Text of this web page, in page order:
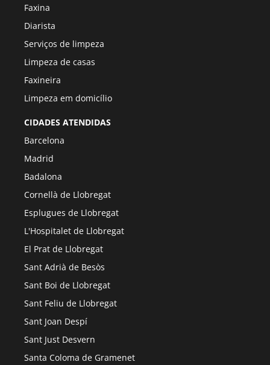
Faxina
Diarista
Serviços de limpeza
Limpeza de casas
Faxineira
Limpeza em domicílio
CIDADES ATENDIDAS
Barcelona
Madrid
Badalona
Cornellà de Llobregat
Esplugues de Llobregat
L'Hospitalet de Llobregat
El Prat de Llobregat
Sant Adrià de Besòs
Sant Boi de Llobregat
Sant Feliu de Llobregat
Sant Joan Despí
Sant Just Desvern
Santa Coloma de Gramenet